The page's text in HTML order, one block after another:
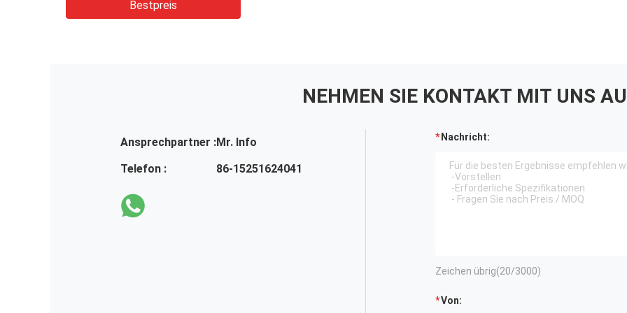
Bestpreis
NEHMEN SIE KONTAKT MIT UNS
Ansprechpartner :Mr. Info
Telefon :
86-15251624041
Nachricht:
Zeichen übrig(20/3000)
Von: